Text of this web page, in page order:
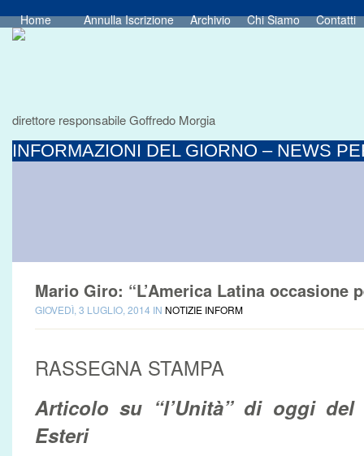
Home Annulla Iscrizione Archivio Chi Siamo Contatti
direttore responsabile Goffredo Morgia
INFORMAZIONI DEL GIORNO – NEWS
Mario Giro: “L’America Latina occasione
GIOVEDÌ, 3 LUGLIO, 2014 IN NOTIZIE INFORM
RASSEGNA STAMPA
Articolo su “l’Unità” di oggi del
Esteri